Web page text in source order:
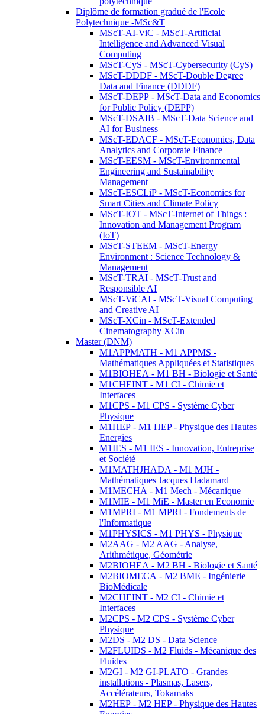
Diplôme de formation gradué de l'Ecole
Polytechnique -MSc&T
MScT-AI-ViC - MScT-Artificial
Intelligence and Advanced Visual
Computing
MScT-CyS - MScT-Cybersecurity (CyS)
MScT-DDDF - MScT-Double Degree
Data and Finance (DDDF)
MScT-DEPP - MScT-Data and Economics
for Public Policy (DEPP)
MScT-DSAIB - MScT-Data Science and
AI for Business
MScT-EDACF - MScT-Economics, Data
Analytics and Corporate Finance
MScT-EESM - MScT-Environmental
Engineering and Sustainability
Management
MScT-ESCLiP - MScT-Economics for
Smart Cities and Climate Policy
MScT-IOT - MScT-Internet of Things :
Innovation and Management Program
(IoT)
MScT-STEEM - MScT-Energy
Environment : Science Technology &
Management
MScT-TRAI - MScT-Trust and
Responsible AI
MScT-ViCAI - MScT-Visual Computing
and Creative AI
MScT-XCin - MScT-Extended
Cinematography XCin
Master (DNM)
M1APPMATH - M1 APPMS -
Mathématiques Appliquées et Statistiques
M1BIOHEA - M1 BH - Biologie et Santé
M1CHEINT - M1 CI - Chimie et
Interfaces
M1CPS - M1 CPS - Système Cyber
Physique
M1HEP - M1 HEP - Physique des Hautes
Energies
M1IES - M1 IES - Innovation, Entreprise
et Société
M1MATHJHADA - M1 MJH -
Mathématiques Jacques Hadamard
M1MECHA - M1 Mech - Mécanique
M1MIE - M1 MiE - Master en Economie
M1MPRI - M1 MPRI - Fondements de
l'Informatique
M1PHYSICS - M1 PHYS - Physique
M2AAG - M2 AAG - Analyse,
Arithmétique, Géométrie
M2BIOHEA - M2 BH - Biologie et Santé
M2BIOMECA - M2 BME - Ingénierie
BioMédicale
M2CHEINT - M2 CI - Chimie et
Interfaces
M2CPS - M2 CPS - Système Cyber
Physique
M2DS - M2 DS - Data Science
M2FLUIDS - M2 Fluids - Mécanique des
Fluides
M2GI - M2 GI-PLATO - Grandes
installations - Plasmas, Lasers,
Accélérateurs, Tokamaks
M2HEP - M2 HEP - Physique des Hautes